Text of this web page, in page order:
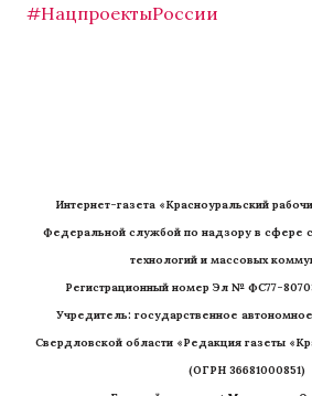
#НацпроектыРоссии
Интернет-газета «Красноуральский
Федеральной службой по надзору в сфере
технологий и массовых
Регистрационный номер Эл № ФС77-
Учредитель: государственное
Свердловской области «Редакция газеты
(ОГРН 36681000851)